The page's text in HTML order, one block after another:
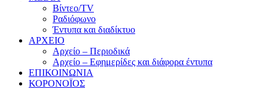
Βίντεο/TV
Ραδιόφωνο
Έντυπα και διαδίκτυο
ΑΡΧΕΙΟ
Αρχείο – Περιοδικά
Αρχείο – Εφημερίδες και διάφορα έντυπα
ΕΠΙΚΟΙΝΩΝΙΑ
ΚΟΡΟΝΟΪΟΣ